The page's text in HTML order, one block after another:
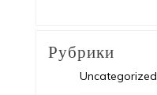
Рубрики
Uncategorized